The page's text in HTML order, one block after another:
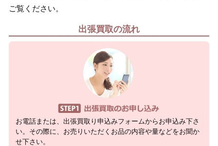
ご覧ください。
出張買取の流れ
お電話または、出張買取り申込みフォームからお申込み下さ
い。その際に、お売りいただくお品の内容や量などをお聞か
せ下さい。